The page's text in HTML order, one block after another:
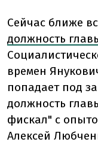
Сейчас ближе
должность
времен
попадает под
должность
фискал" с
Алексей